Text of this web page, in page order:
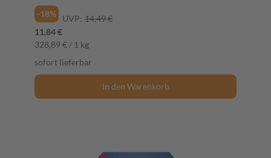
-18%
UVP: 14,49 €
11,84 €
328,89 € / 1 kg
sofort lieferbar
In den Warenkorb